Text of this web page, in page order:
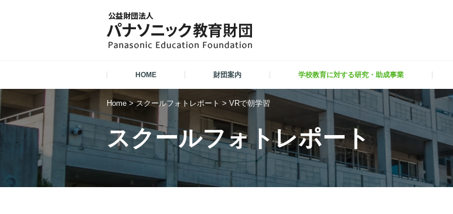
HOME 財団案内 学校教育に対する研究・助成事業
Home>スクールフォトレポート > VRで朝学習
スクールフォトレポート